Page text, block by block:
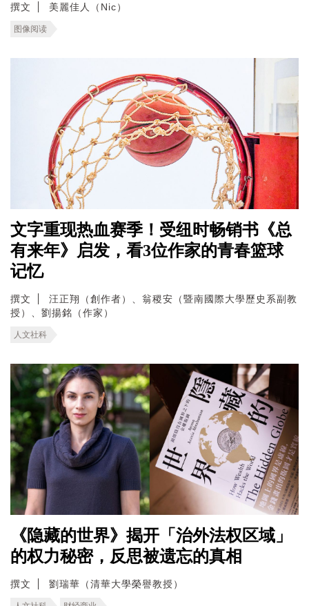
撰文 美麗佳人（Nic）
图像阅读
文字重现热血赛季！受纽时畅销书《总
有来年》启发，看3位作家的青春篮球
记忆
撰文
汪正翔（創作者）、翁稷安（暨南國際大學歷史系副教
授）、劉揚銘（作家）
人文社科
《隐藏的世界》揭开「治外法权区域」
的权力秘密，反思被遗忘的真相
撰文 劉瑞華（清華大學榮譽教授）